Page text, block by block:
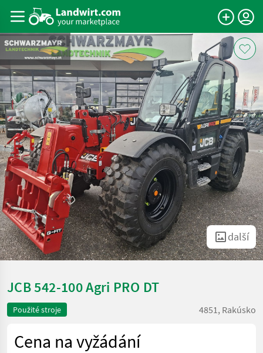
další
JCB 542-100 Agri PRO DT
Použité stroje 4851, Rakúsko
Cena na vyžádání